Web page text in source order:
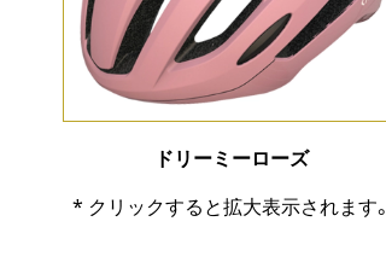
ドリーミーローズ
* クリックすると拡大表示されます。